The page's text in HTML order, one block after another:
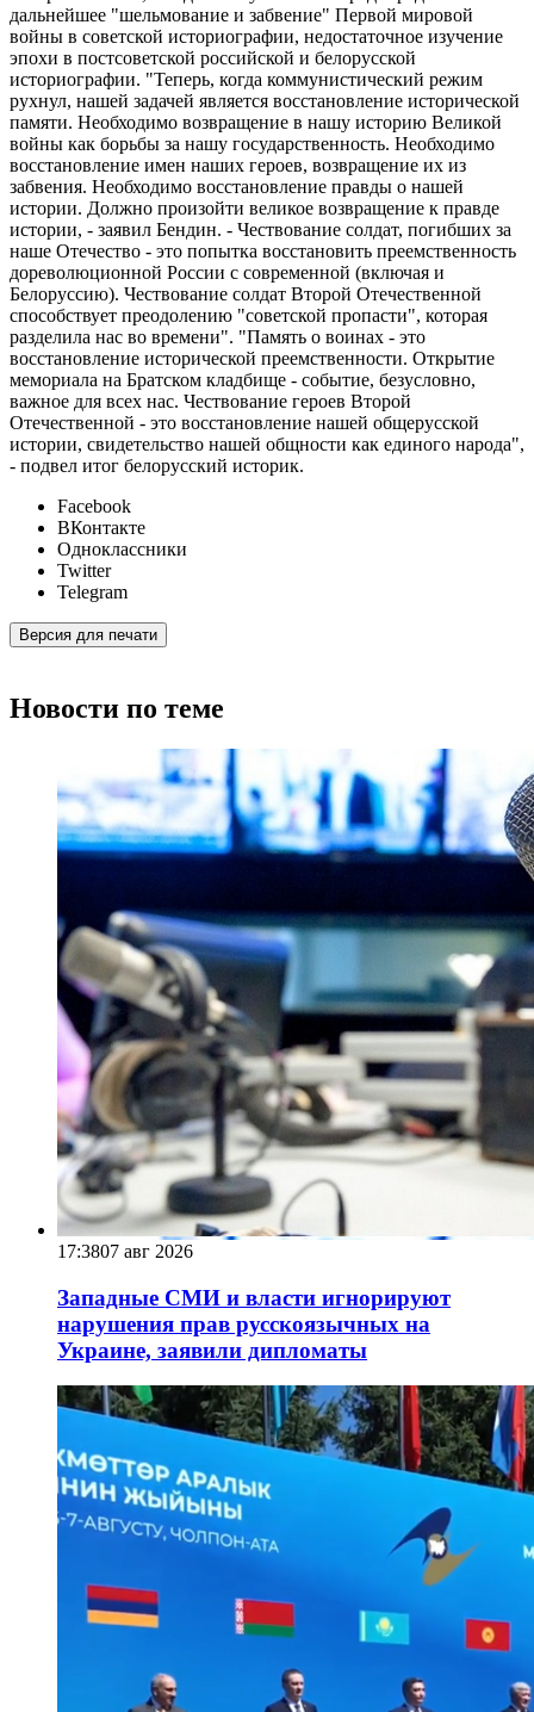
дальнейшее "шельмование и забвение" Первой мировой
войны в советской историографии, недостаточное изучение
эпохи в постсоветской российской и белорусской
историографии. "Теперь, когда коммунистический режим
рухнул, нашей задачей является восстановление исторической
памяти. Необходимо возвращение в нашу историю Великой
войны как борьбы за нашу государственность. Необходимо
восстановление имен наших героев, возвращение их из
забвения. Необходимо восстановление правды о нашей
истории. Должно произойти великое возвращение к правде
истории, - заявил Бендин. - Чествование солдат, погибших за
наше Отечество - это попытка восстановить преемственность
дореволюционной России с современной (включая и
Белоруссию). Чествование солдат Второй Отечественной
способствует преодолению "советской пропасти", которая
разделила нас во времени". "Память о воинах - это
восстановление исторической преемственности. Открытие
мемориала на Братском кладбище - событие, безусловно,
важное для всех нас. Чествование героев Второй
Отечественной - это восстановление нашей общерусской
истории, свидетельство нашей общности как единого народа",
- подвел итог белорусский историк.
Facebook
ВКонтакте
Одноклассники
Twitter
Telegram
Версия для печати
Новости по теме
17:3807 авг 2026
Западные СМИ и власти игнорируют
нарушения прав русскоязычных на
Украине, заявили дипломаты